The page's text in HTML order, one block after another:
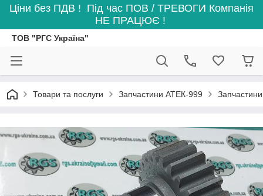
Ціни без ПДВ ! Під час ПОВ / ТРЕВОГИ Компанія
НЕ ПРАЦЮЄ !
ТОВ "РГС Україна"
Товари та послуги Запчастини АТЕК-999